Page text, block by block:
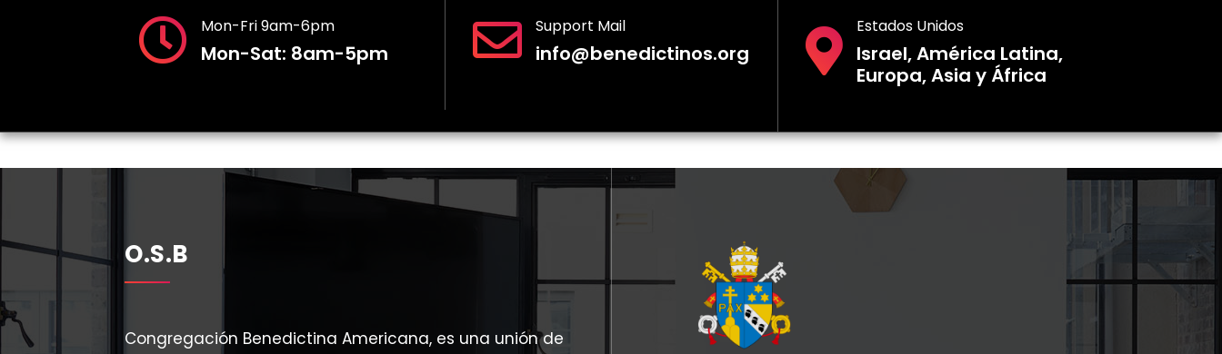
Mon-Fri 9am-6pm
Mon-Sat: 8am-5pm
Support Mail
info@benedictinos.org
Estados Unidos
Israel, América Latina,
Europa, Asia y África
O.S.B
Congregación Benedictina Americana, es una unión de